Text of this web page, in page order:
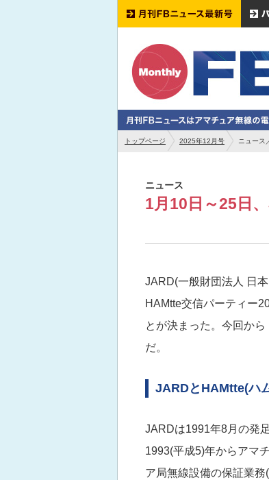
トップページ 2025年12月号 ニュース
ニュース
1月10日～25日
JARD(一般財団法人 日
HAMtte交信パーティー
とが決まった。今回か
だ。
JARDとHAMtte(ハ
JARDは1991年8月の発
1993(平成5)年からアマ
ア局無線設備の保証業